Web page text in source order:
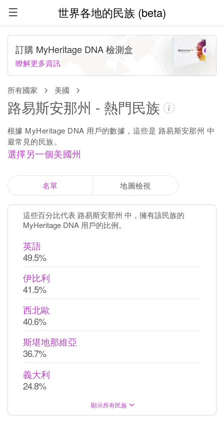
世界各地的民族 (beta)
所有國家 美國
路易斯安那州 - 熱門民族
根據 MyHeritage DNA 用戶的數據，這些是 路易斯安那州 中
最常見的民族。
選擇另一個美國州
訂購 MyHeritage DNA 檢測盒
瞭解更多資訊
名單 地圖檢視
這些百分比代表 路易斯安那州 中，擁有該民族的
MyHeritage DNA 用戶的比例。
英語
49.5%
伊比利
41.5%
西北歐
40.6%
斯堪地那維亞
36.7%
義大利
24.8%
顯示所有民族